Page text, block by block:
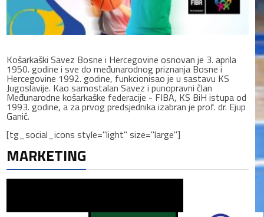
Košarkaški Savez Bosne i Hercegovine osnovan je 3. aprila
1950. godine i sve do međunarodnog priznanja Bosne i
Hercegovine 1992. godine, funkcionisao je u sastavu KS
Jugoslavije. Kao samostalan Savez i punopravni član
Međunarodne košarkaške federacije - FIBA, KS BiH istupa od
1993. godine, a za prvog predsjednika izabran je prof. dr. Ejup
Ganić.
[tg_social_icons style="light" size="large"]
MARKETING